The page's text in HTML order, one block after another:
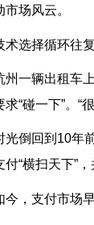
市场风云。
术选择循环往
州一辆出租车
求“碰一下”。“
光倒回到10年
付“横扫天下”
今，支付市场